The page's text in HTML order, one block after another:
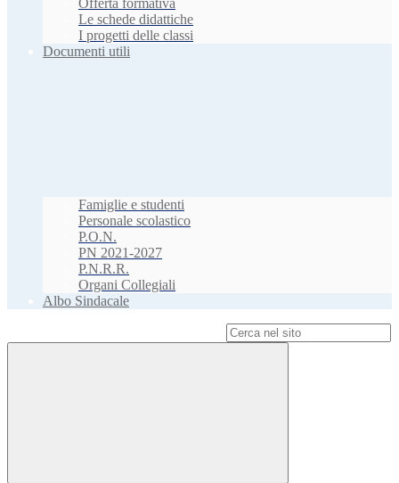
Offerta formativa
Le schede didattiche
I progetti delle classi
Documenti utili
Famiglie e studenti
Personale scolastico
P.O.N.
PN 2021-2027
P.N.R.R.
Organi Collegiali
Albo Sindacale